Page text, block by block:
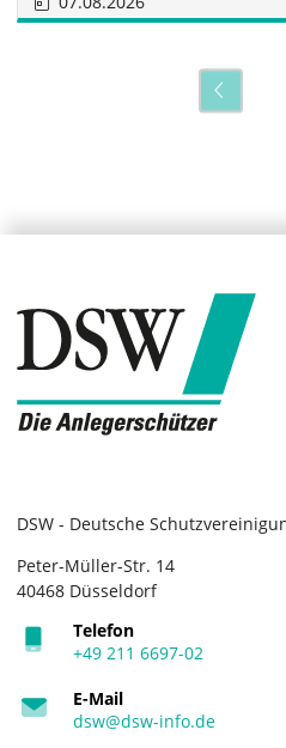
DSW - Deutsche
Peter-Müller-Str. 14
40468 Düsseldorf
Telefon
+49 211 6697-02
E-Mail
dsw@dsw-info.de